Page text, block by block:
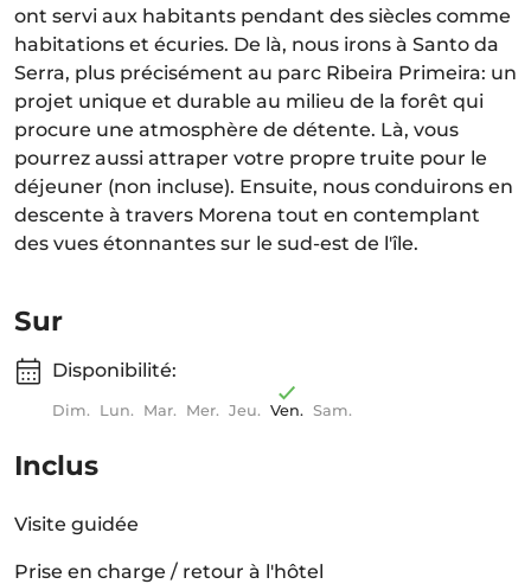
ont servi aux habitants pendant des siècles comme
habitations et écuries. De là, nous irons à Santo da
Serra, plus précisément au parc Ribeira Primeira: un
projet unique et durable au milieu de la forêt qui
procure une atmosphère de détente. Là, vous
pourrez aussi attraper votre propre truite pour le
déjeuner (non incluse). Ensuite, nous conduirons en
descente à travers Morena tout en contemplant
des vues étonnantes sur le sud-est de l'île.
Sur
Disponibilité:
Dim. Lun. Mar. Mer. Jeu. Ven. Sam.
Inclus
Visite guidée
Prise en charge / retour à l'hôtel